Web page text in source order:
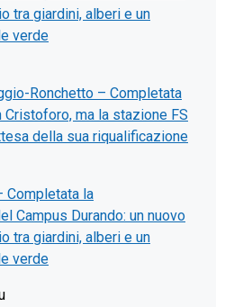
tra giardini, alberi e un
verde
Ronchetto – Completata
Cristoforo, ma la stazione FS
della sua riqualificazione
Completata la
Campus Durando: un nuovo
tra giardini, alberi e un
verde